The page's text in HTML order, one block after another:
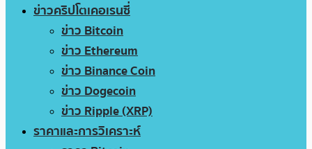
ข่าวคริปโตเคอเรนซี่
ข่าว Bitcoin
ข่าว Ethereum
ข่าว Binance Coin
ข่าว Dogecoin
ข่าว Ripple (XRP)
ราคาและการวิเคราะห์